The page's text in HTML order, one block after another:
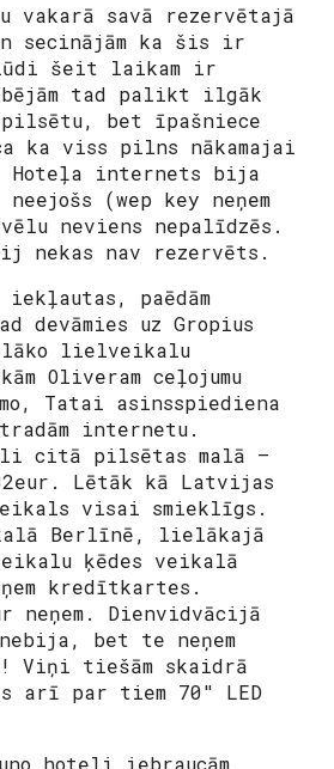
vakarā savā rezervētajā
secinājām ka šis ir
šeit laikam ir
tad palikt ilgāk
bet īpašniece
ka viss pilns nākamajai
Hoteļa internets bija
(wep key neņem
neviens nepalīdzēs.
nekas nav rezervēts.
paēdām
devāmies uz Gropius
lielveikalu
Oliveram ceļojumu
Tatai asinsspiediena
internetu.
citā pilsētas malā –
Lētāk kā Latvijas
visai smieklīgs.
Berlīnē, lielākajā
ķēdes veikalā
kredītkartes.
neņem. Dienvidvācijā
nebija, bet te neņem
Viņi tiešām skaidrā
arī par tiem 70″ LED
hoteli iebraucām